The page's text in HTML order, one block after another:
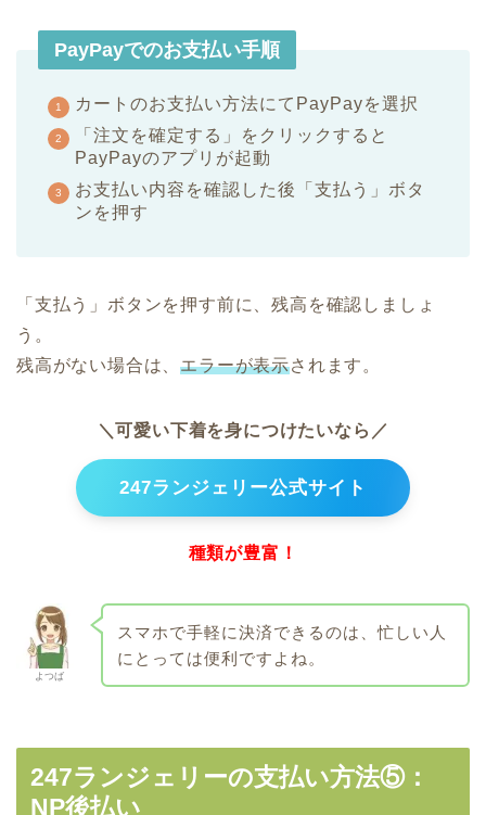
PayPayでのお支払い手順
カートのお支払い方法にてPayPayを選択
「注文を確定する」をクリックすると
PayPayのアプリが起動
お支払い内容を確認した後「支払う」ボタ
ンを押す
「支払う」ボタンを押す前に、残高を確認しましょ
う。
残高がない場合は、エラーが表示されます。
＼可愛い下着を身につけたいなら／
247ランジェリー公式サイト
種類が豊富！
よつば
スマホで手軽に決済できるのは、忙しい人
にとっては便利ですよね。
247ランジェリーの支払い方法⑤：
NP後払い